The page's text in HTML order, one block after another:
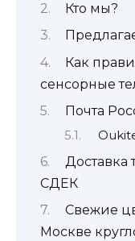
Кто мы?
Как
сенсорные
Почта
Доставка
СДЕК
Свежие
Москве